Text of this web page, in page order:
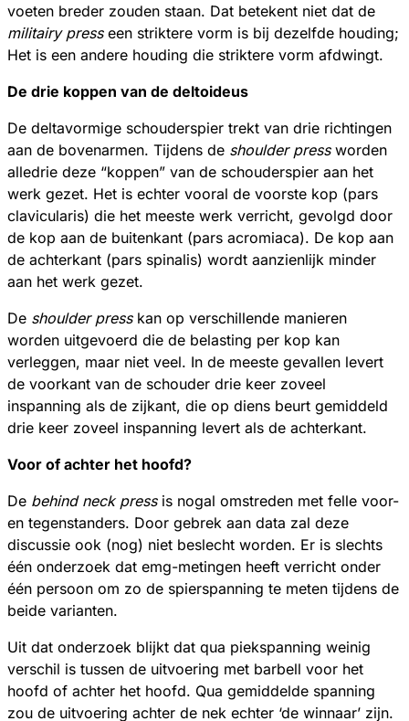
voeten breder zouden staan. Dat betekent niet dat de
militairy presseen striktere vorm is bij dezelfde houding;
Het is een andere houding die striktere vorm afdwingt.
De drie koppen van de deltoideus
De deltavormige schouderspier trekt van drie richtingen
aan de bovenarmen. Tijdens de shoulder pressworden
alledrie deze “koppen” van de schouderspier aan het
werk gezet. Het is echter vooral de voorste kop (pars
clavicularis) die het meeste werk verricht, gevolgd door
de kop aan de buitenkant (pars acromiaca). De kop aan
de achterkant (pars spinalis) wordt aanzienlijk minder
aan het werk gezet.
De shoulder presskan op verschillende manieren
worden uitgevoerd die de belasting per kop kan
verleggen, maar niet veel. In de meeste gevallen levert
de voorkant van de schouder drie keer zoveel
inspanning als de zijkant, die op diens beurt gemiddeld
drie keer zoveel inspanning levert als de achterkant.
Voor of achter het hoofd?
De behind neck pressis nogal omstreden met felle voor-
en tegenstanders. Door gebrek aan data zal deze
discussie ook (nog) niet beslecht worden. Er is slechts
één onderzoek dat emg-metingen heeft verricht onder
één persoon om zo de spierspanning te meten tijdens de
beide varianten.
Uit dat onderzoek blijkt dat qua piekspanning weinig
verschil is tussen de uitvoering met barbell voor het
hoofd of achter het hoofd. Qua gemiddelde spanning
zou de uitvoering achter de nek echter ‘de winnaar’ zijn.